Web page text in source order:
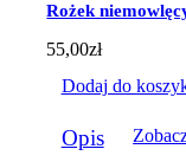
można
wybrać
na
stronie
Rożek
55,00zł
Dodaj do
Opis